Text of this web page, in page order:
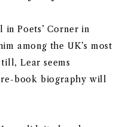
in Poets’ Corner in
among the UK’s most
Lear seems
book biography will